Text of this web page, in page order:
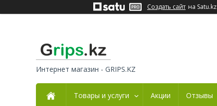
Создать сайт на Satu.kz
Интернет магазин - GRIPS.KZ
Товары и услуги Акции Отзывы